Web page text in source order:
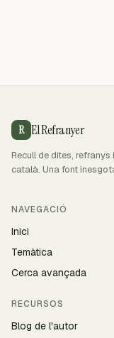
R El Refranyer
Recull de dites,
català. Una font
NAVEGACIÓ
Inici
Temàtica
Cerca avançada
RECURSOS
Blog de l'autor